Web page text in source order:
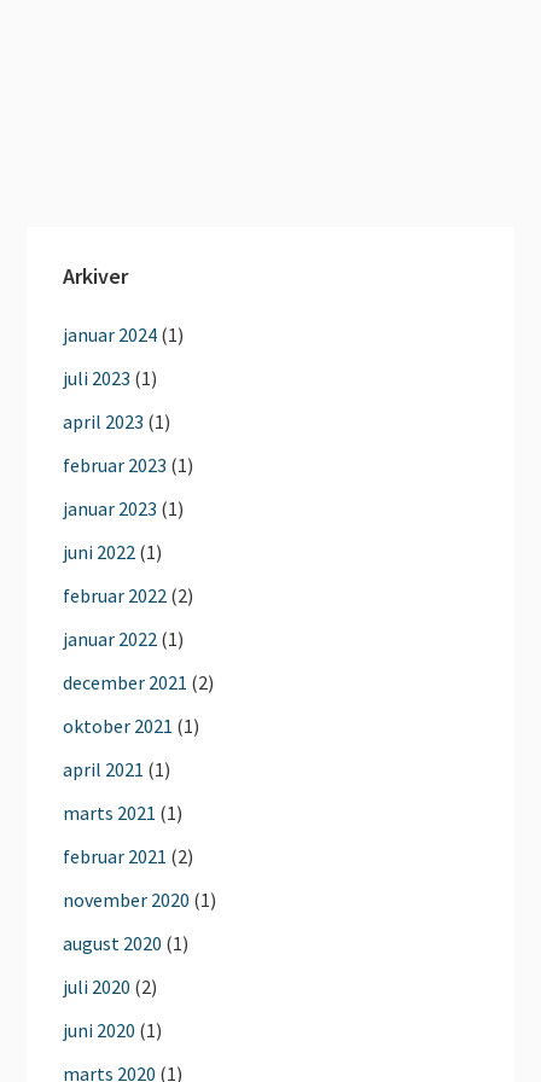
Arkiver
januar 2024 (1)
juli 2023 (1)
april 2023 (1)
februar 2023 (1)
januar 2023 (1)
juni 2022 (1)
februar 2022 (2)
januar 2022 (1)
december 2021 (2)
oktober 2021 (1)
april 2021 (1)
marts 2021 (1)
februar 2021 (2)
november 2020 (1)
august 2020 (1)
juli 2020 (2)
juni 2020 (1)
marts 2020 (1)